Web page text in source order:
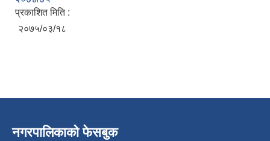
प्रकाशित मिति :
२०७५/०३/१८
नगरपालिकाको फेसबुक